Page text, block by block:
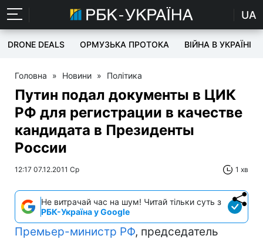
UA
DRONE DEALS ОРМУЗЬКА ПРОТОКА ВІЙНА В УКРАЇНІ
Головна » Новини » Політика
Путин подал документы в ЦИК
РФ для регистрации в качестве
кандидата в Президенты
России
12:17 07.12.2011 Ср 1 хв
Не витрачай час на шум! Читай тільки суть з
РБК-Україна у Google
Премьер-министр РФ, председатель